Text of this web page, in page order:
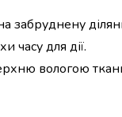
забруднену
часу для дії.
вологою